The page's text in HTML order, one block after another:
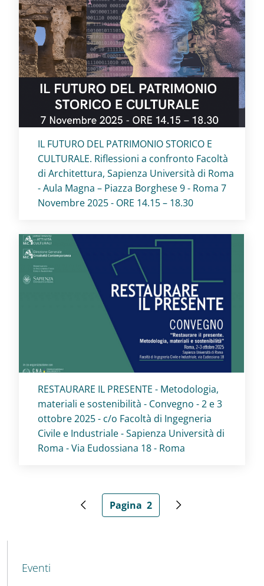
Titolo card :
IL FUTURO DEL PATRIMONIO STORICO E
CULTURALE. Riflessioni a confronto Facoltà
di Architettura, Sapienza Università di Roma
- Aula Magna – Piazza Borghese 9 - Roma 7
Novembre 2025 - ORE 14.15 – 18.30
Titolo card:
RESTAURARE IL PRESENTE - Metodologia,
materiali e sostenibilità - Convegno - 2 e 3
ottobre 2025 - c/o Facoltà di Ingegneria
Civile e Industriale - Sapienza Università di
Roma - Via Eudossiana 18 - Roma
Paginazione
Pagina precedentePagina attuale
Pagina 2 Pagina successiva
MENU CEV SECOND NAVIGATION
Eventi